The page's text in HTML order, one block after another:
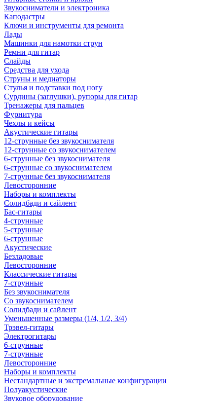
Звукосниматели и электроника
Каподастры
Ключи и инструменты для ремонта
Лады
Машинки для намотки струн
Ремни для гитар
Слайды
Средства для ухода
Струны и медиаторы
Стулья и подставки под ногу
Сурдины (заглушки), рупоры для гитар
Тренажеры для пальцев
Фурнитура
Чехлы и кейсы
Акустические гитары
12-струнные без звукоснимателя
12-струнные со звукоснимателем
6-струнные без звукоснимателя
6-струнные со звукоснимателем
7-струнные без звукоснимателя
Левосторонние
Наборы и комплекты
Солидбади и сайлент
Бас-гитары
4-струнные
5-струнные
6-струнные
Акустические
Безладовые
Левосторонние
Классические гитары
7-струнные
Без звукоснимателя
Со звукоснимателем
Солидбади и сайлент
Уменьшенные размеры (1/4, 1/2, 3/4)
Трэвел-гитары
Электрогитары
6-струнные
7-струнные
Левосторонние
Наборы и комплекты
Нестандартные и экстремальные конфигурации
Полуакустические
Звуковое оборудование